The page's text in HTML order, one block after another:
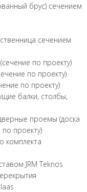
брус) сечением
сечением
по проекту)
по проекту)
по проекту)
балки, столбы,
проемы (доска
проекту)
комплекта
JRM Teknos